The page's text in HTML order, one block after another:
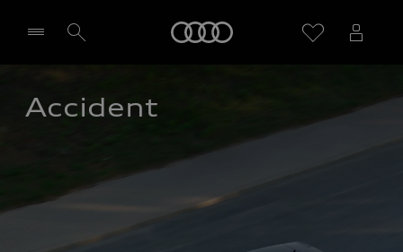
Sélectionner un Partenaire
Accident